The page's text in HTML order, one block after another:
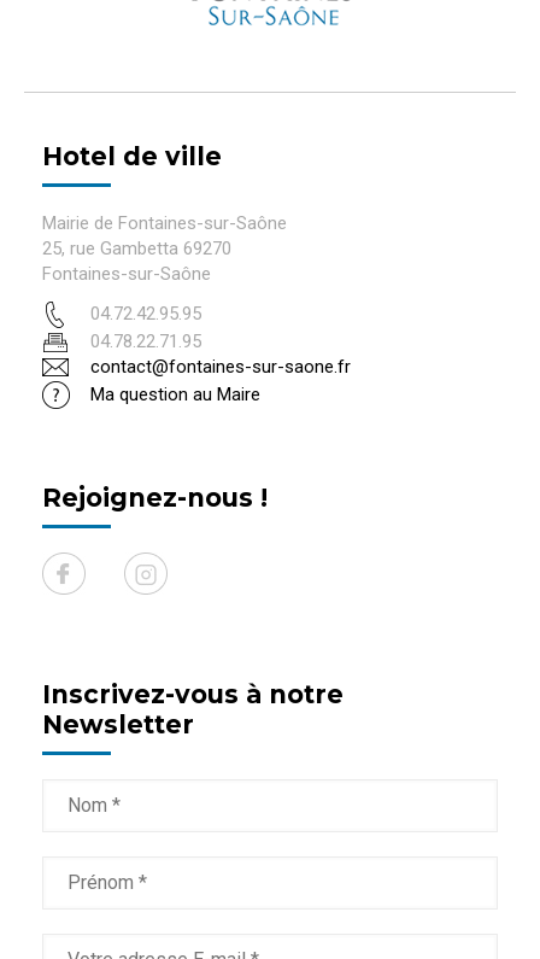
Hotel de ville
Mairie de Fontaines-sur-Saône
25, rue Gambetta 69270
Fontaines-sur-Saône
04.72.42.95.95
04.78.22.71.95
contact@fontaines-sur-saone.fr
Ma question au Maire
Rejoignez-nous !
Inscrivez-vous à notre
Newsletter